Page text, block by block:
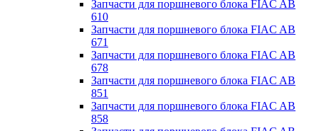
Запчасти для поршневого блока FIAC AB
610
Запчасти для поршневого блока FIAC AB
671
Запчасти для поршневого блока FIAC AB
678
Запчасти для поршневого блока FIAC AB
851
Запчасти для поршневого блока FIAC AB
858